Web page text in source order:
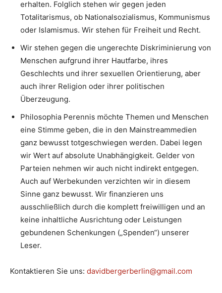
erhalten. Folglich stehen wir gegen jeden
Totalitarismus, ob Nationalsozialismus, Kommunismus
oder Islamismus. Wir stehen für Freiheit und Recht.
Wir stehen gegen die ungerechte Diskriminierung von
Menschen aufgrund ihrer Hautfarbe, ihres
Geschlechts und ihrer sexuellen Orientierung, aber
auch ihrer Religion oder ihrer politischen
Überzeugung.
Philosophia Perennis möchte Themen und Menschen
eine Stimme geben, die in den Mainstreammedien
ganz bewusst totgeschwiegen werden. Dabei legen
wir Wert auf absolute Unabhängigkeit. Gelder von
Parteien nehmen wir auch nicht indirekt entgegen.
Auch auf Werbekunden verzichten wir in diesem
Sinne ganz bewusst. Wir finanzieren uns
ausschließlich durch die komplett freiwilligen und an
keine inhaltliche Ausrichtung oder Leistungen
gebundenen Schenkungen („Spenden“) unserer
Leser.
Kontaktieren Sie uns: davidbergerberlin@gmail.com